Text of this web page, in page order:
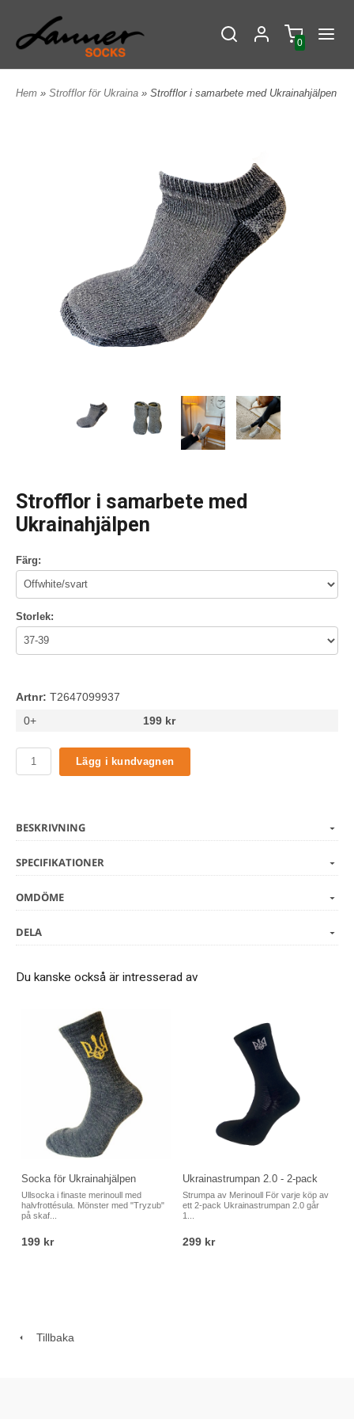
0
Hem » Strofflor för Ukraina » Strofflor i samarbete med Ukrainahjälpen
Strofflor i samarbete med
Ukrainahjälpen
Färg:
Storlek:
Artnr: T2647099937
0+
199 kr
Lägg i kundvagnen
BESKRIVNING
SPECIFIKATIONER
OMDÖME
DELA
Du kanske också är intresserad av
Socka för Ukrainahjälpen
Ullsocka i finaste merinoull med
halvfrottésula. Mönster med "Tryzub"
på skaf...
199 kr
Ukrainastrumpan 2.0 - 2-pack
Strumpa av Merinoull För varje köp av
ett 2-pack Ukrainastrumpan 2.0 går
1...
299 kr
Tillbaka